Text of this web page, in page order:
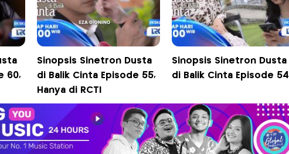
60,
Sinopsis Sinetron Dusta
di Balik Cinta Episode 55,
Hanya di RCTI
Sinopsis Sinetron Dusta
di Balik Cinta Episode 54